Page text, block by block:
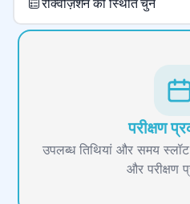
रेक्विज़िशन की स्थिति चुनें
परीक्षण
उपलब्ध तिथियां और समय
और परीक्षण